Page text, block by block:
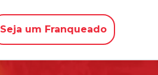
Seja um Franqueado